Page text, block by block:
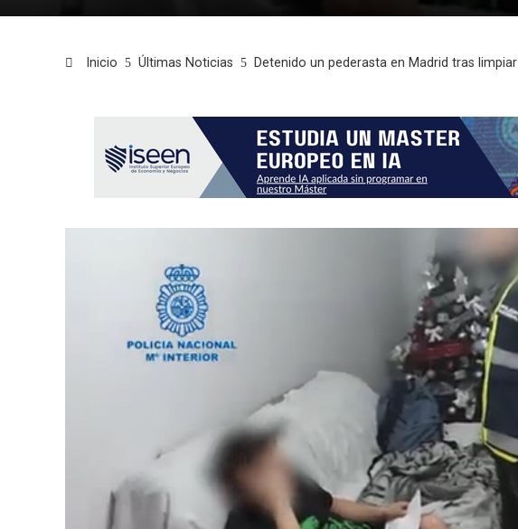
Inicio Últimas Noticias Detenido un pederasta en Madrid tras